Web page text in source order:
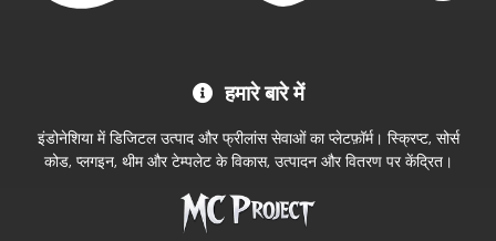
आधिकारिक
हमारे बारे में
इंडोनेशिया में डिजिटल उत्पाद और फ्रीलांस सेवाओं का प्लेटफ़ॉर्म। स्क्रिप्ट, सोर्स
कोड, प्लगइन, थीम और टेम्पलेट के विकास, उत्पादन और वितरण पर केंद्रित।